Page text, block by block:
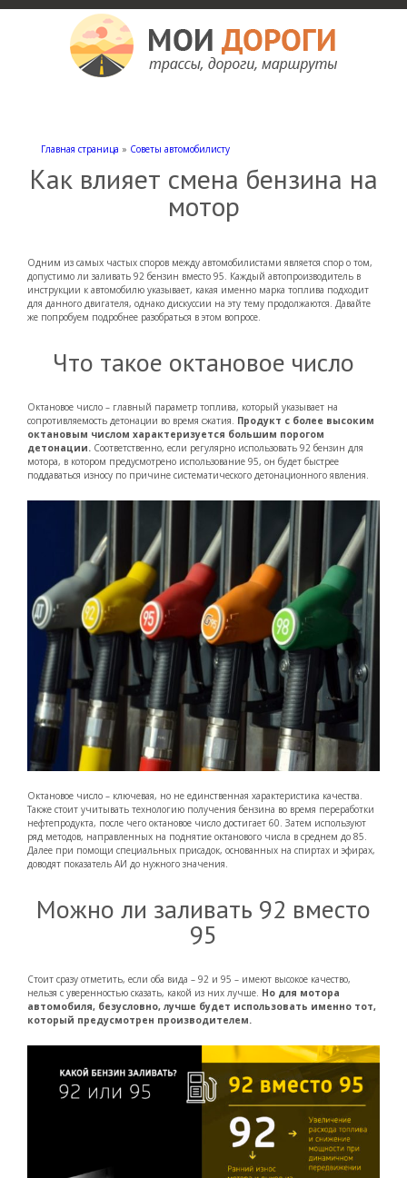
Главная страница » Советы автомобилисту
Как влияет смена бензина на
мотор
Одним из самых частых споров между автомобилистами является спор о том,
допустимо ли заливать 92 бензин вместо 95. Каждый автопроизводитель в
инструкции к автомобилю указывает, какая именно марка топлива подходит
для данного двигателя, однако дискуссии на эту тему продолжаются. Давайте
же попробуем подробнее разобраться в этом вопросе.
Что такое октановое число
Октановое число – главный параметр топлива, который указывает на
сопротивляемость детонации во время сжатия. Продукт с более высоким
октановым числом характеризуется большим порогом
детонации. Соответственно, если регулярно использовать 92 бензин для
мотора, в котором предусмотрено использование 95, он будет быстрее
поддаваться износу по причине систематического детонационного явления.
Октановое число – ключевая, но не единственная характеристика качества.
Также стоит учитывать технологию получения бензина во время переработки
нефтепродукта, после чего октановое число достигает 60. Затем используют
ряд методов, направленных на поднятие октанового числа в среднем до 85.
Далее при помощи специальных присадок, основанных на спиртах и эфирах,
доводят показатель АИ до нужного значения.
Можно ли заливать 92 вместо
95
Стоит сразу отметить, если оба вида – 92 и 95 – имеют высокое качество,
нельзя с уверенностью сказать, какой из них лучше. Но для мотора
автомобиля, безусловно, лучше будет использовать именно тот,
который предусмотрен производителем.